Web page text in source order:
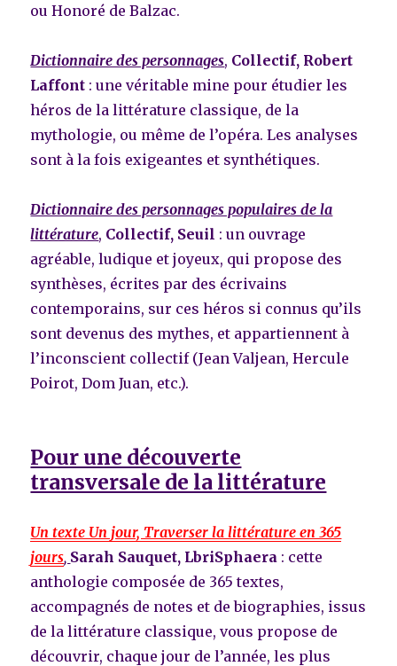
ou Honoré de Balzac.
Dictionnaire des personnages, Collectif, Robert
Laffont : une véritable mine pour étudier les
héros de la littérature classique, de la
mythologie, ou même de l’opéra. Les analyses
sont à la fois exigeantes et synthétiques.
Dictionnaire des personnages populaires de la
littérature, Collectif, Seuil : un ouvrage
agréable, ludique et joyeux, qui propose des
synthèses, écrites par des écrivains
contemporains, sur ces héros si connus qu’ils
sont devenus des mythes, et appartiennent à
l’inconscient collectif (Jean Valjean, Hercule
Poirot, Dom Juan, etc.).
Pour une découverte
transversale de la littérature
Un texte Un jour, Traverser la littérature en 365
jours, Sarah Sauquet, LbriSphaera : cette
anthologie composée de 365 textes,
accompagnés de notes et de biographies, issus
de la littérature classique, vous propose de
découvrir, chaque jour de l’année, les plus